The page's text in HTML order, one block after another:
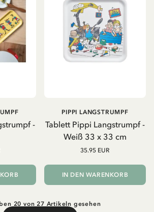
-
Tablett Pippi Langstrumpf -
Weiß 33 x 33 cm
PIPPI LANGSTRUMPF
35.95 EUR
IN DEN WARENKORB
20 von 27 Artikeln gesehen